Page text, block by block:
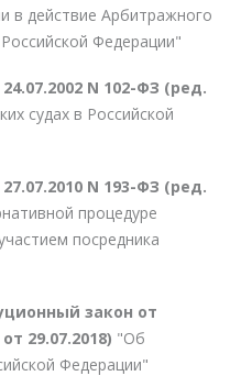
в действие Арбитражного
Федерации"
N 102-ФЗ (ред.
судах в Российской
N 193-ФЗ (ред.
процедуре
посредника
закон от
29.07.2018) "Об
Федерации"